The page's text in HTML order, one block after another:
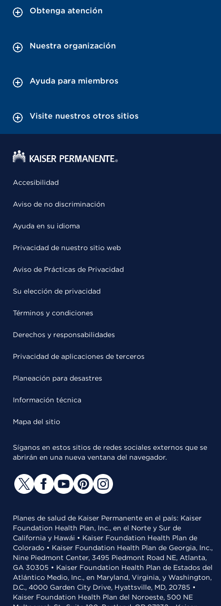
Obtenga atención
Nuestra organización
Ayuda para miembros
Visite nuestros otros sitios
Accesibilidad
Aviso de no discriminación
Ayuda en su idioma
Privacidad de nuestro sitio web
Aviso de Prácticas de Privacidad
Su elección de privacidad
Términos y condiciones
Derechos y responsabilidades
Privacidad de aplicaciones de terceros
Planeación para desastres
Información técnica
Mapa del sitio
Síganos en estos sitios de redes sociales externos que se
abrirán en una nueva ventana del navegador.
Planes de salud de Kaiser Permanente en el país: Kaiser
Foundation Health Plan, Inc., en el Norte y Sur de
California y Hawái • Kaiser Foundation Health Plan de
Colorado • Kaiser Foundation Health Plan de Georgia, Inc.,
Nine Piedmont Center, 3495 Piedmont Road NE, Atlanta,
GA 30305 • Kaiser Foundation Health Plan de Estados del
Atlántico Medio, Inc., en Maryland, Virginia, y Washington,
D.C., 4000 Garden City Drive, Hyattsville, MD, 20785 •
Kaiser Foundation Health Plan del Noroeste, 500 NE